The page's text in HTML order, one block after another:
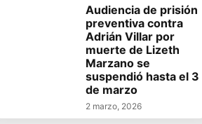
Audiencia de prisión
preventiva contra
Adrián Villar por
muerte de Lizeth
Marzano se
suspendió hasta el 3
de marzo
2 marzo, 2026